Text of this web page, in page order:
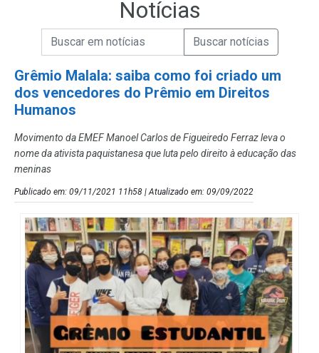
Notícias
Campo de Busca de Notícias
Campo de Busca de informaçõesEnviar a Busca de Notícias
Grêmio Malala: saiba como foi criado um
dos vencedores do Prêmio em Direitos
Humanos
Movimento da EMEF Manoel Carlos de Figueiredo Ferraz leva o
nome da ativista paquistanesa que luta pelo direito à educação das
meninas
Publicado em: 09/11/2021 11h58 | Atualizado em: 09/09/2022